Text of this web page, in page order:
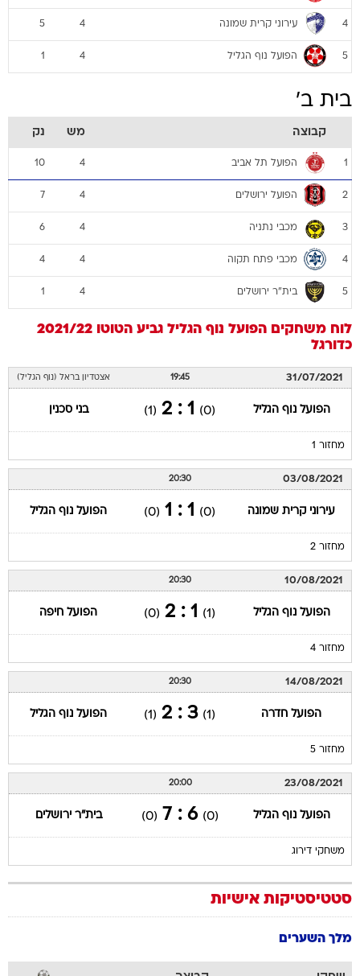
4 עירוני קרית שמונה 4
5
5 הפועל נוף הגליל 4
1
בית ב'
קבוצה מש נק
1 הפועל תל אביב 4
10
2 הפועל ירושלים 4
7
3 מכבי נתניה 4
6
4 מכבי פתח תקוה 4
4
5 בית"ר ירושלים 4
1
לוח משחקים הפועל נוף הגליל גביע הטוטו 2021/22
כדורגל
31/07/2021
19:45 אצטדיון בראל (נוף הגליל)
הפועל נוף הגליל (0)
1 : 2
(1) בני סכנין
מחזור 1
03/08/2021
20:30
עירוני קרית שמונה (0)
1 : 1
(0) הפועל נוף הגליל
מחזור 2
10/08/2021
20:30
הפועל נוף הגליל (1)
1 : 2
(0) הפועל חיפה
מחזור 4
14/08/2021
20:30
הפועל חדרה (1)
3 : 2
(1) הפועל נוף הגליל
מחזור 5
23/08/2021
20:00
הפועל נוף הגליל (0)
6 : 7
(0) בית"ר ירושלים
משחקי דירוג
סטטיסטיקות אישיות
מלך השערים